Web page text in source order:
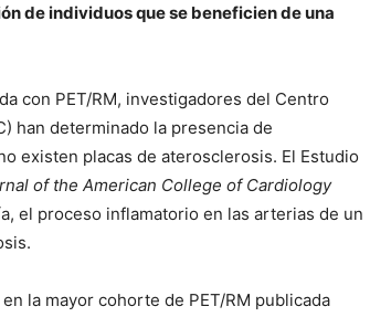
de individuos que se beneficien de una
con PET/RM, investigadores del Centro
han determinado la presencia de
existen placas de aterosclerosis. El Estudio
of the American College of Cardiology
el proceso inflamatorio en las arterias de un
la mayor cohorte de PET/RM publicada